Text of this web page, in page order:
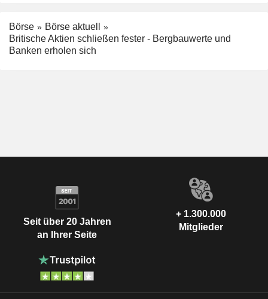
Börse
Börse aktuell
Britische Aktien schließen fester - Bergbauwerte und
Banken erholen sich
Seit über 20 Jahren
an Ihrer Seite
+ 1.300.000
Mitglieder